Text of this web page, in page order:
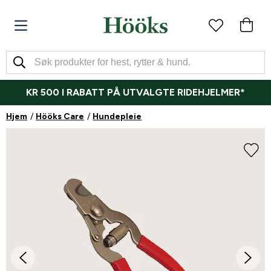
KR 500 I RABATT PÅ UTVALGTE RIDEHJELMER*
Hjem Hööks Care Hundepleie